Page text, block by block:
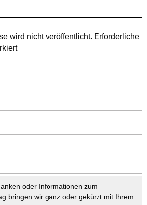
wird nicht veröffentlicht. Erforderliche
oder Informationen zum
bringen wir ganz oder gekürzt mit Ihrem